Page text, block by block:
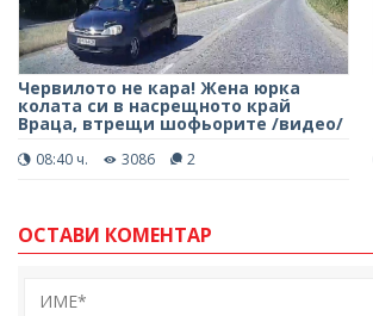
Червилото не кара! Жена юрка
колата си в насрещното край
Враца, втрещи шофьорите /видео/
08:40 ч. 3086 2
ОСТАВИ КОМЕНТАР